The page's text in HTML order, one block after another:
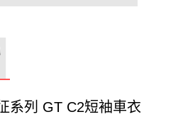
系列 GT C2短袖車衣